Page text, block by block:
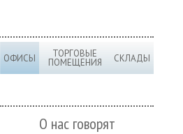
ОФИСЫ ТОРГОВЫЕ
ПОМЕЩЕНИЯ СКЛАДЫ
О нас говорят